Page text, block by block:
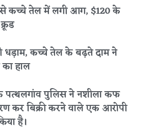
से कच्चे तेल में लगी आग, $120 के
धड़ाम, कच्चे तेल के बढ़ते दाम ने
का हाल
पुलिस ने नशीला कफ
कर बिक्री करने वाले एक आरोपी
है।